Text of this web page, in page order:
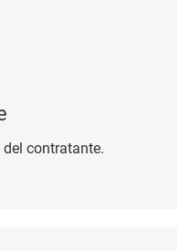
contratante.